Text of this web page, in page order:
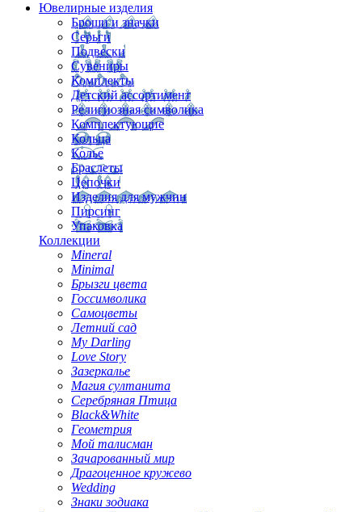
Ювелирные изделия
Броши и значки
Серьги
Подвески
Сувениры
Комплекты
Детский ассортимент
Религиозная символика
Комплектующие
Кольца
Колье
Браслеты
Цепочки
Изделия для мужчин
Пирсинг
Упаковка
Коллекции
Mineral
Minimal
Брызги цвета
Госсимволика
Самоцветы
Летний сад
My Darling
Love Story
Зазеркалье
Магия султанита
Серебряная Птица
Black&White
Геометрия
Мой талисман
Зачарованный мир
Драгоценное кружево
Wedding
Знаки зодиака